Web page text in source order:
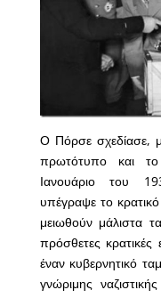
Ο Πόρσε σχεδίασε,
πρωτότυπο και
Ιανουάριο του
υπέγραψε το
μειωθούν μάλιστα
πρόσθετες κρατικές
έναν κυβερνητικό
γνώριμης